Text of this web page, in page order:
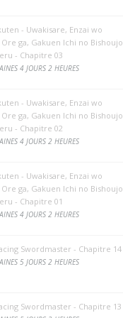
- Uwakisare, Enzai wo
ga, Gakuen Ichi no Bishoujo
- Chapitre 03
4 JOURS 2 HEURES
- Uwakisare, Enzai wo
ga, Gakuen Ichi no Bishoujo
- Chapitre 02
4 JOURS 2 HEURES
- Uwakisare, Enzai wo
ga, Gakuen Ichi no Bishoujo
- Chapitre 01
4 JOURS 2 HEURES
Swordmaster - Chapitre 14
5 JOURS 2 HEURES
Swordmaster - Chapitre 13